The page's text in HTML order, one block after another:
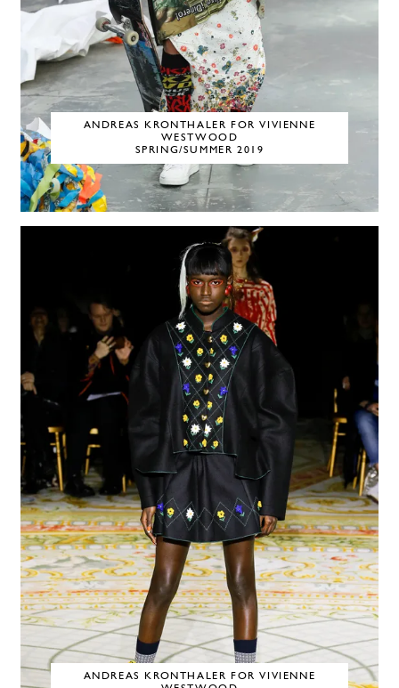
ANDREAS KRONTHALER FOR VIVIENNE
WESTWOOD
SPRING/SUMMER 2019
ANDREAS KRONTHALER FOR VIVIENNE